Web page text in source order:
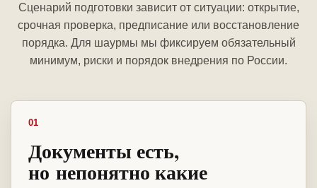
Сценарий подготовки зависит от ситуации: открытие,
срочная проверка, предписание или восстановление
порядка. Для шаурмы мы фиксируем обязательный
минимум, риски и порядок внедрения по России.
01
Документы есть,
но непонятно какие